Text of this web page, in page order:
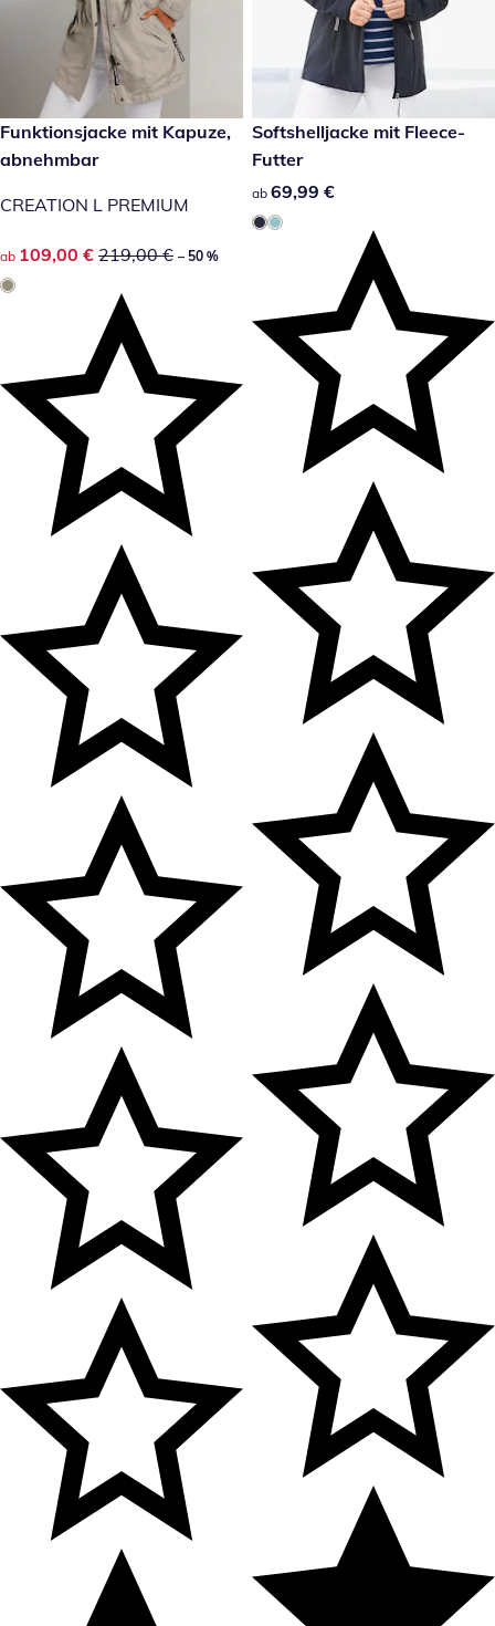
reduzierter Preis 109,00 €, vorheriger Preis: 219,00 €
-50 %
Funktionsjacke mit Kapuze,
abnehmbar
CREATION L PREMIUM
reduzierter Preis 109,00 €, vorheriger Preis: 219,00 €
ab 109,00 € 219,00 € – 50 %
69,99 €
Softshelljacke mit Fleece-
Futter
69,99 €
ab 69,99 €